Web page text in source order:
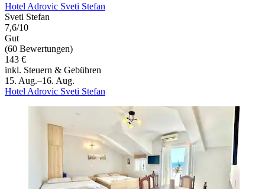
Hotel Adrovic Sveti Stefan
Sveti Stefan
7,6/10
Gut
(60 Bewertungen)
143 €
inkl. Steuern & Gebühren
15. Aug.–16. Aug.
Hotel Adrovic Sveti Stefan